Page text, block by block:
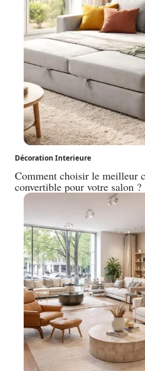
Décoration Interieure
Comment choisir le meilleur
convertible pour votre salon ?